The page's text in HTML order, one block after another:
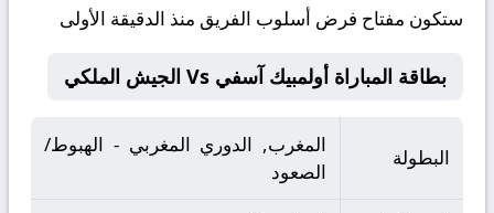
ستكون مفتاح فرض أسلوب الفريق منذ الدقيقة الأولى
بطاقة المباراة أولمبيك آسفي Vs الجيش الملكي
البطولة
المغرب, الدوري المغربي - الهبوط/
الصعود